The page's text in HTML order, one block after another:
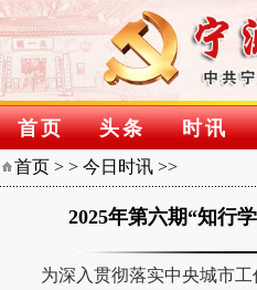
首页 头条 时讯
首页 > > 今日时讯 >>
2025年第六期“知行
为深入贯彻落实中央城市